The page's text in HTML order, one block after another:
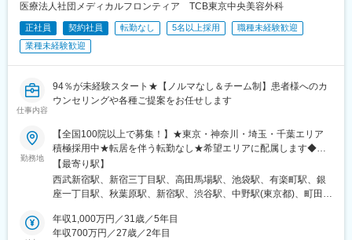
医療法人社団メディカルフロンティア TCB東京中央美容外科
正社員 契約社員 転勤なし 5名以上採用
職種未経験歓迎
業種未経験歓迎
仕事内容
94％が未経験スタート★【ノルマなし＆チーム制】患者様へのカ
ウンセリングや各種ご提案をお任せします
勤務地
【全国100院以上で募集！】★東京・神奈川・埼玉・千葉エリア
積極採用中★転居を伴う転勤なし★希望エリアに配属します◆ク
リニック一覧＜全国100院以上展開＞【北海道・東北】旭川駅前
院、青森院、盛岡院、秋田院、山形院、仙台駅前院、福島院、郡
山院 など【関東】新宿東口院、池袋駅前院、品川院、秋葉原
横浜院、大宮東口院、水戸院、つくば院、宇都宮院、高崎院、前
橋院 など【中部】名古屋駅前院 、名古屋栄院、金山院、岐阜
【最寄り駅】
西武新宿駅、新宿三丁目駅、高田馬場駅、池袋駅、有楽町駅、銀
座一丁目駅、秋葉原駅、新宿駅、渋谷駅、中野駅(東京都)、町田
浜駅、横浜駅、川崎駅、藤沢駅、本厚木駅、大宮駅(埼玉県)、川口
駅、川越駅、南越谷駅、宇都宮駅、水戸駅、つくば駅、千葉駅、
年収1,000万円／31歳／5年目
年収700万円／27歳／2年目